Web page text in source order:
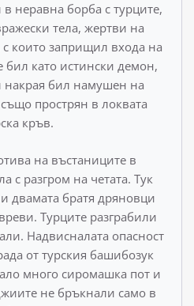
в неравна борба с турците,
тела, жертви на
които заприщил входа на
бил като истински демон,
накрая бил намушен на
прострян в локвата
кръв.
на въстаниците в
с разгром на четата. Тук
двама­та братя дряновци
Турците раз­грабили
Надвисналата опасност
от турския башибозук
много сиромашка пот и
не бръкнали само в